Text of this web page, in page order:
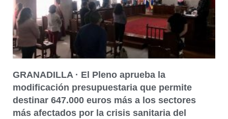
GRANADILLA · El Pleno aprueba la
modificación presupuestaria que permite
destinar 647.000 euros más a los sectores
más afectados por la crisis sanitaria del